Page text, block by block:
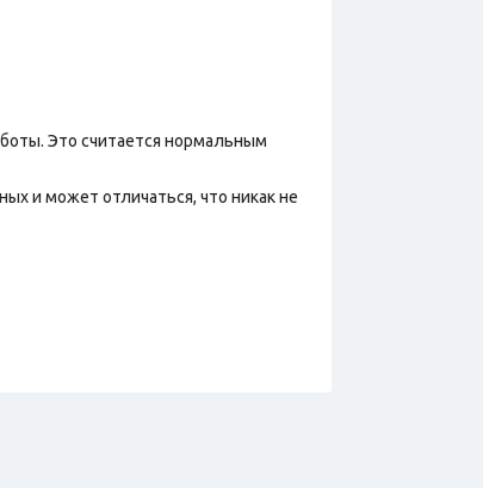
Это считается нормальным
и может отличаться, что никак не